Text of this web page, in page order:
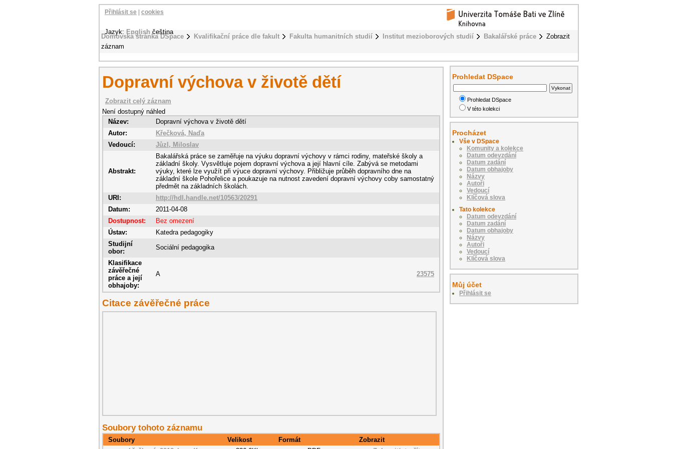
Domovská stránka DSpace Kvalifikační práce dle fakult Fakulta humanitních studií Institut mezioborových studií Bakalářské práce
Zobrazit
záznam
Přihlásit se cookies
Jazyk: English čeština
Dopravní výchova v životě dětí
Zobrazit celý záznam
Není dostupný náhled
Název:
Dopravní výchova v životě dětí
Autor:
Křečková, Naďa
Vedoucí:
Jůzl, Miloslav
Abstrakt:
Bakalářská práce se zaměřuje na výuku dopravní výchovy v rámci rodiny, mateřské školy a
základní školy. Vysvětluje pojem dopravní výchova a její hlavní cíle. Zabývá se metodami
výuky, které lze využít při výuce dopravní výchovy. Přibližuje průběh dopravního dne na
základní škole Pohořelice a poukazuje na nutnost zavedení dopravní výchovy coby samostatný
předmět na základních školách.
URI:
http://hdl.handle.net/10563/20291
Datum:
2011-04-08
Dostupnost:
Bez omezení
Ústav:
Katedra pedagogiky
Studijní
obor:
Sociální pedagogika
Klasifikace
závěřečné
práce a její
obhajoby:
A 23575
Citace závěřečné práce
Soubory tohoto záznamu
Soubory Velikost Formát
Zobrazit
Prohledat DSpace
Prohledat DSpace
V této kolekci
Procházet
Vše v DSpace
Komunity a kolekce
Datum odevzdání
Datum zadání
Datum obhajoby
Názvy
Autoři
Vedoucí
Klíčová slova
Tato kolekce
Datum odevzdání
Datum zadání
Datum obhajoby
Názvy
Autoři
Vedoucí
Klíčová slova
Můj účet
Přihlásit se